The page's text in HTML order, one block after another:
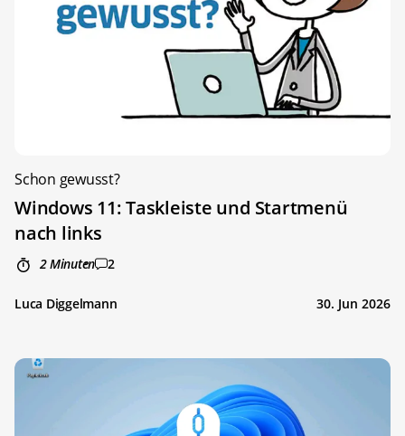
Schon gewusst?
Windows 11: Taskleiste und Startmenü
nach links
2 Minuten 2
Luca Diggelmann 30. Jun 2026